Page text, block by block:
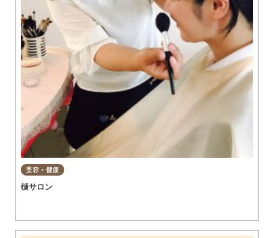
美容・健康
樋サロン